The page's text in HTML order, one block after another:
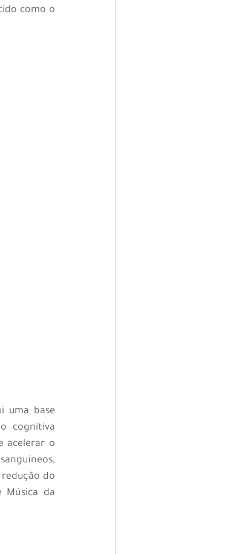
como o
uma base
cognitiva
acelerar o
do
Música da